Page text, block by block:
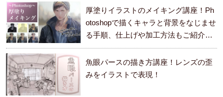
厚塗りイラストのメイキング講座！Ph
otoshopで描くキャラと背景をなじませ
る手順、仕上げや加工方法もご紹介し
ます。
魚眼パースの描き方講座！レンズの歪
みをイラストで表現！